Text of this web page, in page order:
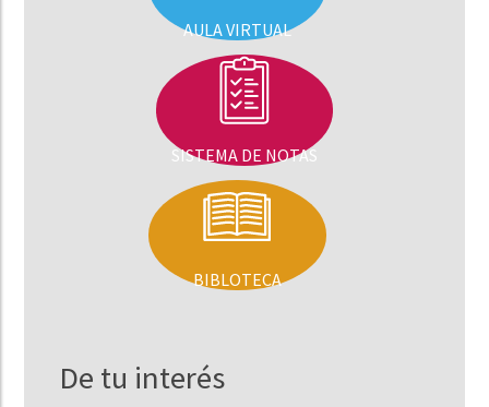
AULA VIRTUAL
SISTEMA DE NOTAS
BIBLOTECA
De tu interés